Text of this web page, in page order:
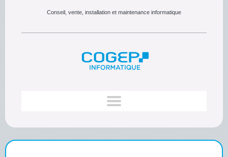
Conseil, vente, installation et maintenance informatique